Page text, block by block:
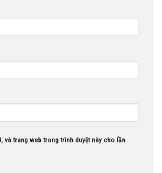
và trang web trong trình duyệt này cho lần